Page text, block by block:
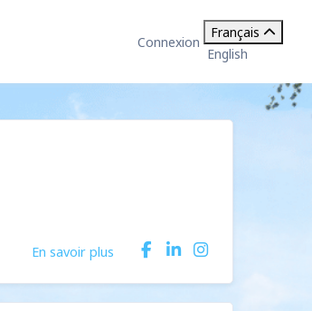
Connexion
Français
English
En savoir plus